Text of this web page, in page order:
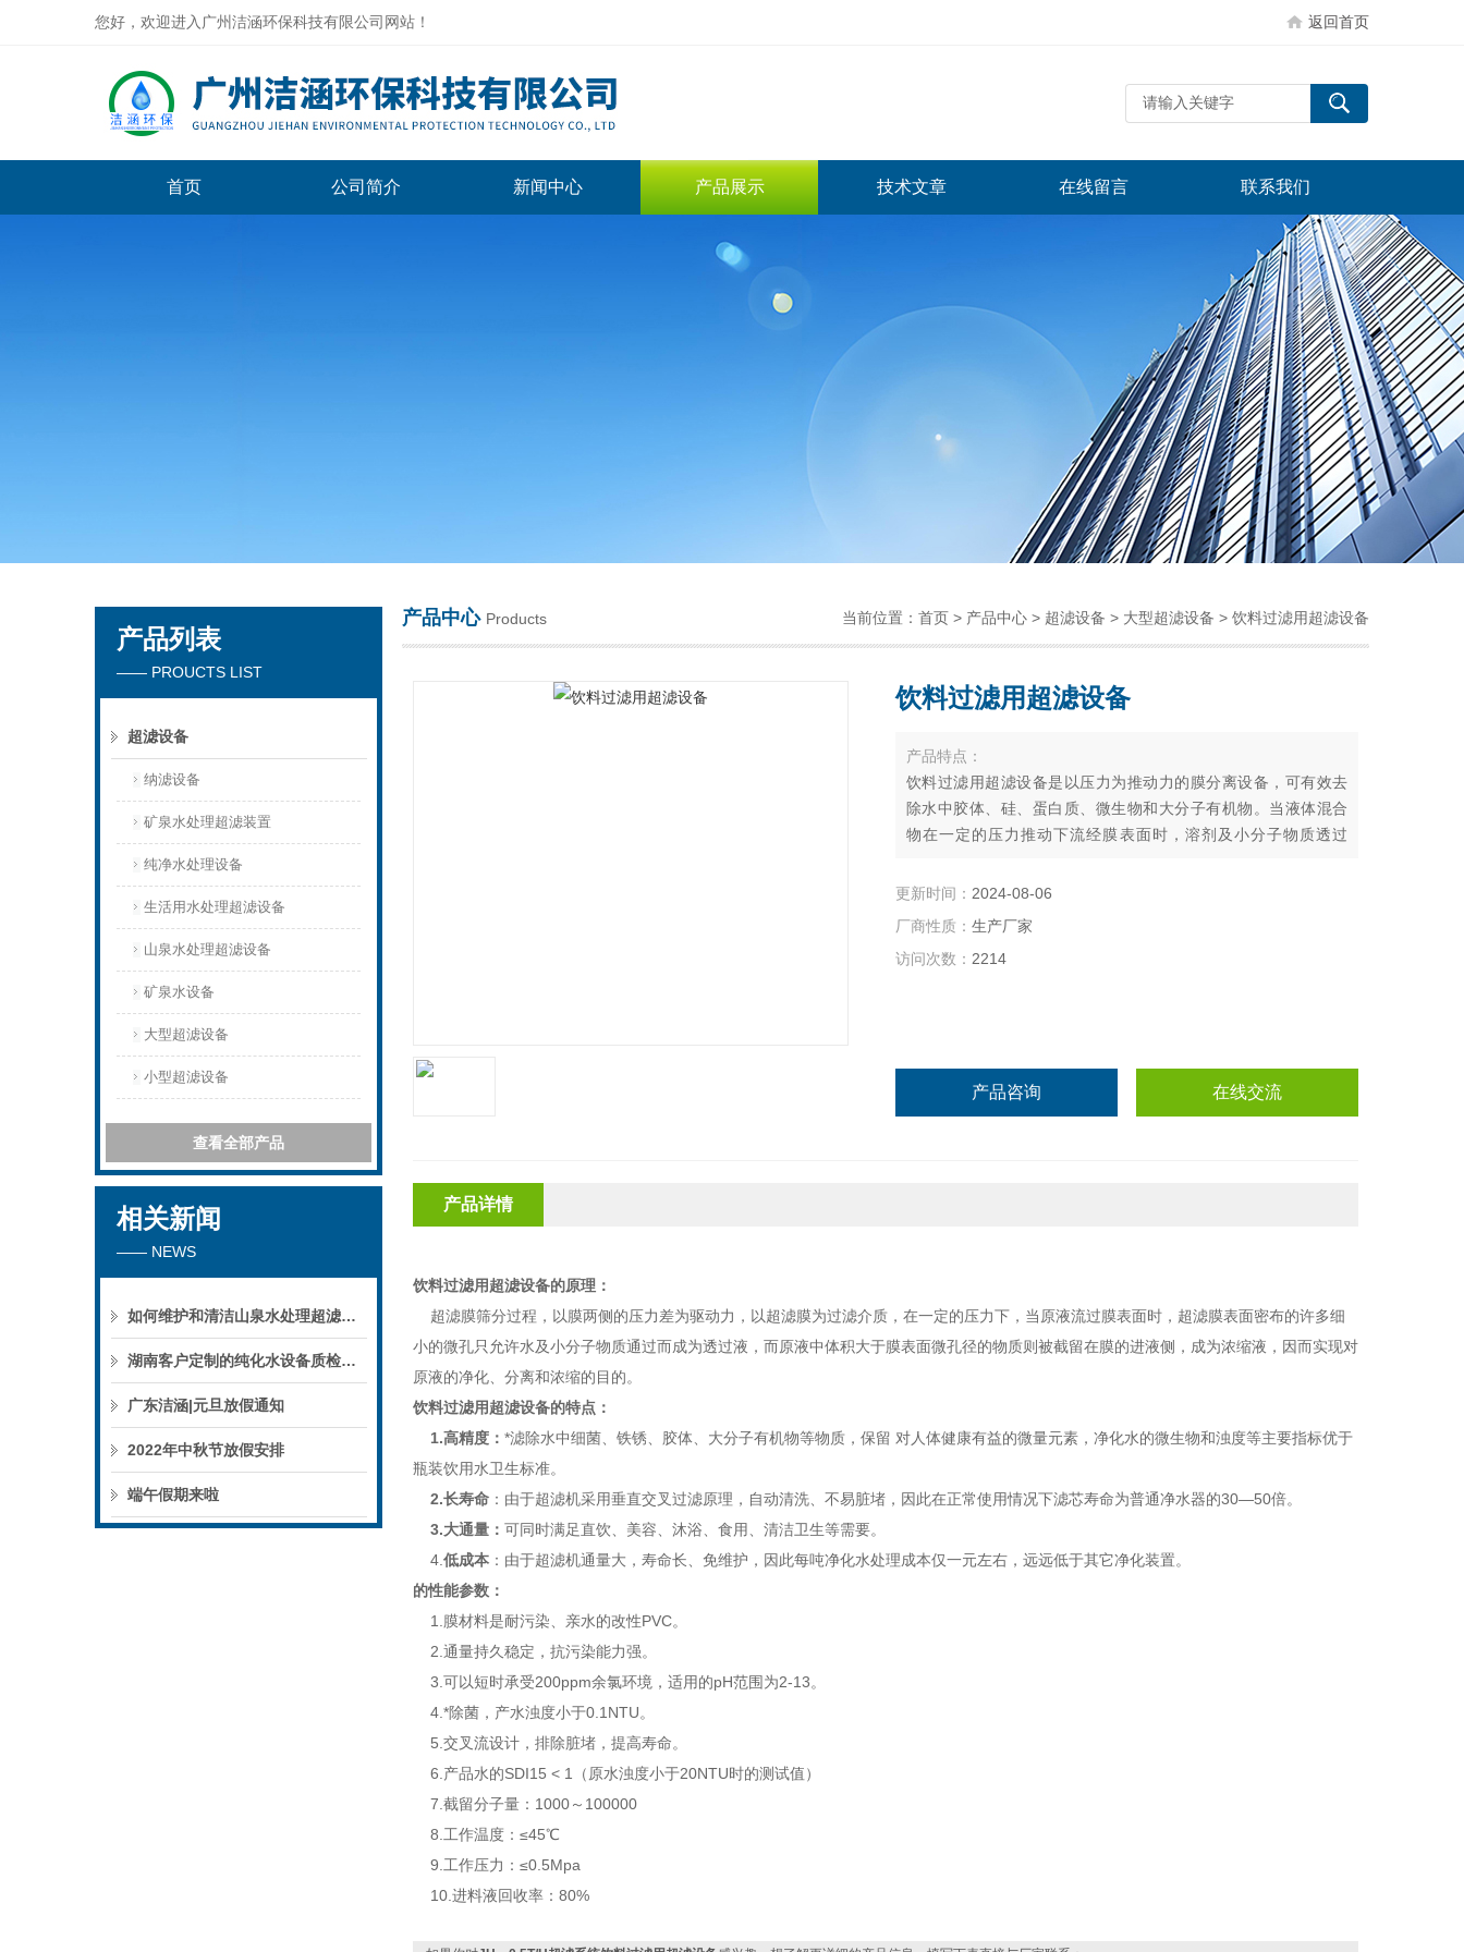
您好，欢迎进入广州洁涵环保科技有限公司网站！ 返回首页
首页 公司简介 新闻中心 产品展示 技术文章 在线留言 联系我们
产品中心 Products 当前位置： 首页 > 产品中心 > 超滤设备 > 大型超滤设备 > 饮料过滤用超滤设备
饮料过滤用超滤设备
产品特点：
饮料过滤用超滤设备是以压力为推动力的膜分离设备，可有效去
除水中胶体、硅、蛋白质、微生物和大分子有机物。当液体混合
物在一定的压力推动下流经膜表面时，溶剂及小分子物质透过
化目的。
更新时间： 2024-08-06
厂商性质： 生产厂家
访问次数： 2214
产品咨询 在线交流
产品详情
饮料过滤用超滤设备的原理：
超滤膜筛分过程，以膜两侧的压力差为驱动力，以超滤膜为过滤介质，在一定的压力下，当原液流过膜表面时，超滤膜表面密布的许多细
小的微孔只允许水及小分子物质通过而成为透过液，而原液中体积大于膜表面微孔径的物质则被截留在膜的进液侧，成为浓缩液，因而实现对
原液的净化 分离和浓缩的目的。
饮料过滤用超滤设备的特点：
1.高精度： *滤除水中细菌、铁锈、胶体、大分子有机物等物质，保留 对人体健康有益的微量元素，净化水的微生物和浊度等主要指标优于
瓶装饮用水卫生标准。
2.长寿命 ：由于超滤机采用垂直交叉过滤原理，自动清洗、不易脏堵，因此在正常使用情况下滤芯寿命为普通净水器的30—50倍。
3.大通量： 可同时满足直饮、美容、沐浴、食用、清洁卫生等需要。
4. 低成本 ：由于超滤机通量大，寿命长、免维护，因此每吨净化水处理成本仅一元左右，远远低于其它净化装置。
的性能参数：
1. 膜材料是耐污染、亲水的改性PVC。
2.通量持久稳定，抗污染能力强。
3.可以短时承受200ppm余氯环境，适用的pH范围为2-13。
4.*除菌，产水浊度小于0.1NTU。
5.交叉流设计，排除脏堵，提高寿命。
6.产品水的SDI15 < 1（原水浊度小于20NTU时的测试值）
7.截留分子量：1000～100000
8.工作温度：≤45℃
9.工作压力：≤0.5Mpa
10.进料液回收率：80%
产品列表
—— PROUCTS LIST
超滤设备
纳滤设备
矿泉水处理超滤装置
纯净水处理设备
生活用水处理超滤设备
山泉水处理超滤设备
矿泉水设备
大型超滤设备
小型超滤设备
查看全部产品
相关新闻
—— NEWS
如何维护和清洁山泉水处理超滤系统
湖南客户定制的纯化水设备质检后准备发货！
广东洁涵|元旦放假通知
2022年中秋节放假安排
端午假期来啦